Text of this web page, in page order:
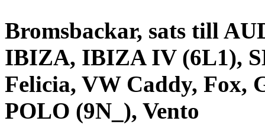
Bromsbackar, sats till
IBIZA, IBIZA IV (6L1),
Felicia, VW Caddy, Fox,
POLO (9N_), Vento